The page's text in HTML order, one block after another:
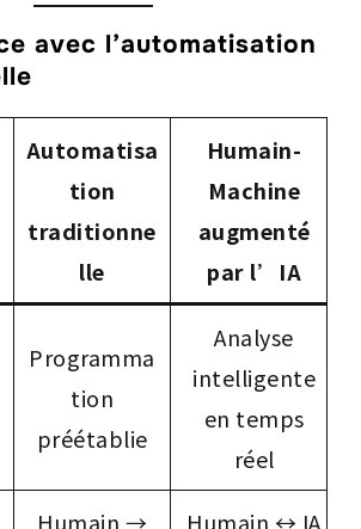
avec l’automatisation
Automatisa
tion
traditionne
lle
Humain-
Machine
augmenté
par l’IA
Programma
tion
préétablie
Analyse
intelligente
en temps
réel
Humain →
Humain ↔ IA